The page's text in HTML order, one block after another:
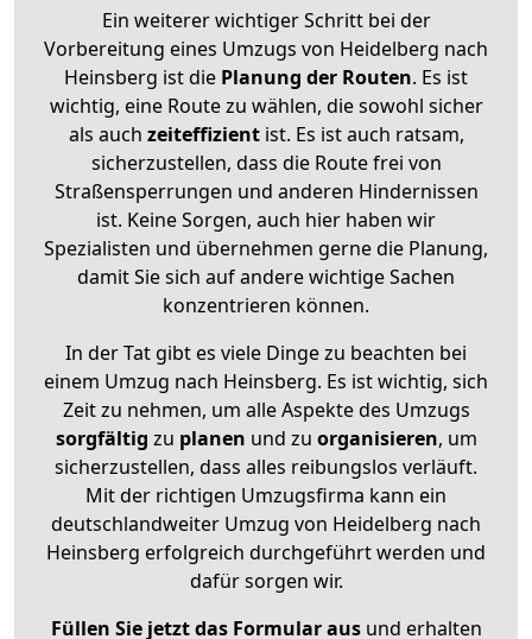
Ein weiterer wichtiger Schritt bei der
Vorbereitung eines Umzugs von Heidelberg nach
Heinsberg ist die Planung der Routen. Es ist
wichtig, eine Route zu wählen, die sowohl sicher
als auch zeiteffizientist. Es ist auch ratsam,
sicherzustellen, dass die Route frei von
Straßensperrungen und anderen Hindernissen
ist. Keine Sorgen, auch hier haben wir
Spezialisten und übernehmen gerne die Planung,
damit Sie sich auf andere wichtige Sachen
konzentrieren können.
In der Tat gibt es viele Dinge zu beachten bei
einem Umzug nach Heinsberg. Es ist wichtig, sich
Zeit zu nehmen, um alle Aspekte des Umzugs
sorgfältig zu planen und zu organisieren, um
sicherzustellen, dass alles reibungslos verläuft.
Mit der richtigen Umzugsfirma kann ein
deutschlandweiter Umzug von Heidelberg nach
Heinsberg erfolgreich durchgeführt werden und
dafür sorgen wir.
Füllen Sie jetzt das Formular ausund erhalten